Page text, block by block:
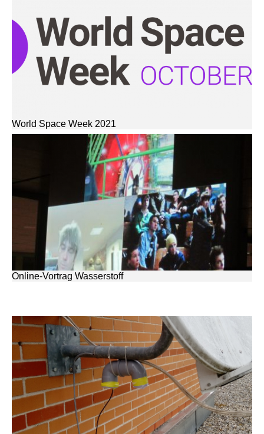
World Space Week 2021
Online-Vortrag Wasserstoff